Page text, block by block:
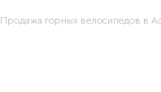
Продажа горных велосипедов в